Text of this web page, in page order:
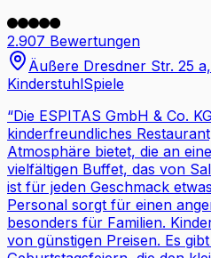
2.907 Bewertungen
Äußere Dresdner Str. 25
KinderstuhlSpiele
“Die ESPITAS GmbH & Co.
kinderfreundliches
Atmosphäre bietet, die an
vielfältigen Buffet, das von
ist für jeden Geschmack
Personal sorgt für einen
besonders für Familien.
von günstigen Preisen. Es